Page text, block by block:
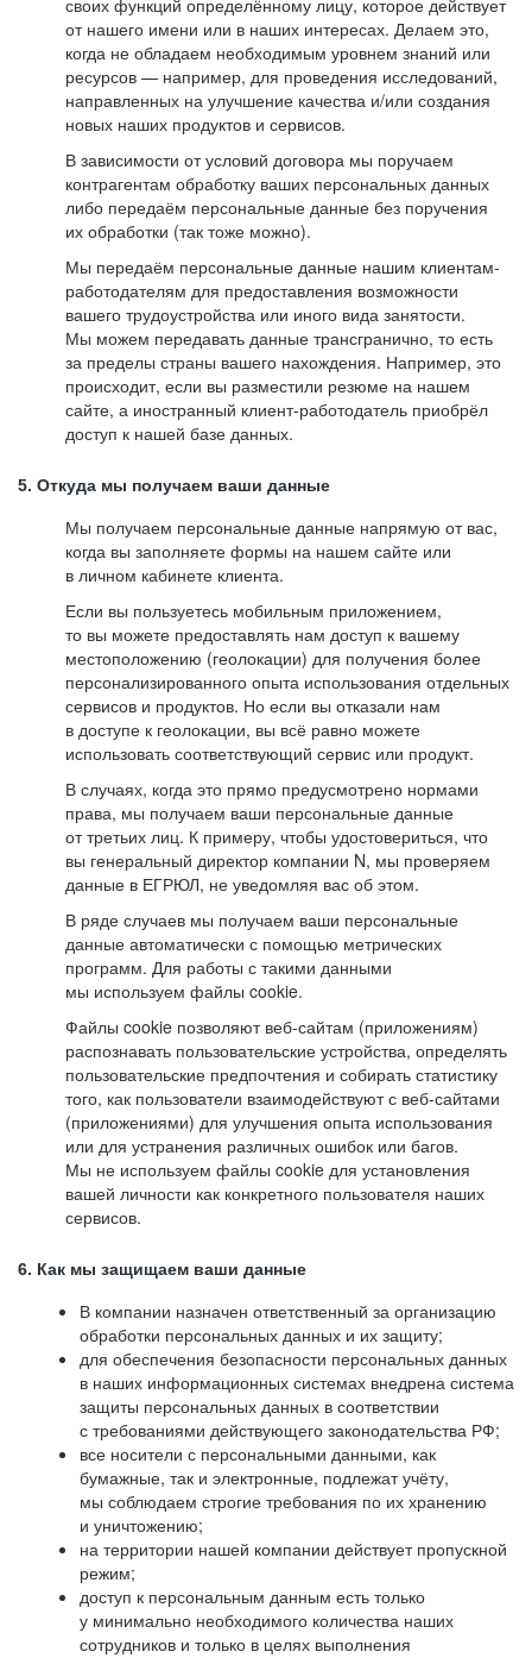
своих функций определённому лицу, которое действует
от нашего имени или в наших интересах. Делаем это,
когда не обладаем необходимым уровнем знаний или
ресурсов — например, для проведения исследований,
направленных на улучшение качества и/или создания
новых наших продуктов и сервисов.
В зависимости от условий договора мы поручаем
контрагентам обработку ваших персональных данных
либо передаём персональные данные без поручения
их обработки (так тоже можно).
Мы передаём персональные данные нашим клиентам-
работодателям для предоставления возможности
вашего трудоустройства или иного вида занятости.
Мы можем передавать данные трансгранично, то есть
за пределы страны вашего нахождения. Например, это
происходит, если вы разместили резюме на нашем
сайте, а иностранный клиент-работодатель приобрёл
доступ к нашей базе данных.
5. Откуда мы получаем ваши данные
Мы получаем персональные данные напрямую от вас,
когда вы заполняете формы на нашем сайте или
в личном кабинете клиента.
Если вы пользуетесь мобильным приложением,
то вы можете предоставлять нам доступ к вашему
местоположению (геолокации) для получения более
персонализированного опыта использования отдельных
сервисов и продуктов. Но если вы отказали нам
в доступе к геолокации, вы всё равно можете
использовать соответствующий сервис или продукт.
В случаях, когда это прямо предусмотрено нормами
права, мы получаем ваши персональные данные
от третьих лиц. К примеру, чтобы удостовериться, что
вы генеральный директор компании N, мы проверяем
данные в ЕГРЮЛ, не уведомляя вас об этом.
В ряде случаев мы получаем ваши персональные
данные автоматически с помощью метрических
программ. Для работы с такими данными
мы используем файлы cookie.
Файлы cookie позволяют веб-сайтам (приложениям)
распознавать пользовательские устройства, определять
пользовательские предпочтения и собирать статистику
того, как пользователи взаимодействуют с веб-сайтами
(приложениями) для улучшения опыта использования
или для устранения различных ошибок или багов.
Мы не используем файлы cookie для установления
вашей личности как конкретного пользователя наших
сервисов.
6. Как мы защищаем ваши данные
В компании назначен ответственный за организацию
обработки персональных данных и их защиту;
для обеспечения безопасности персональных данных
в наших информационных системах внедрена система
защиты персональных данных в соответствии
с требованиями действующего законодательства РФ;
все носители с персональными данными, как
бумажные, так и электронные, подлежат учёту,
мы соблюдаем строгие требования по их хранению
и уничтожению;
на территории нашей компании действует пропускной
режим;
доступ к персональным данным есть только
у минимально необходимого количества наших
сотрудников и только в целях выполнения